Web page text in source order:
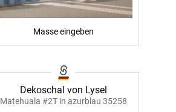
Masse eingeben
Dekoschal von Lysel
Matehuala #2T in azurblau 35258